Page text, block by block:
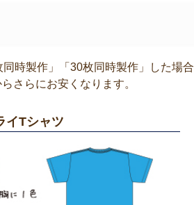
時製作」「30枚同時製作」した場合
さらにお安くなります。
イTシャツ